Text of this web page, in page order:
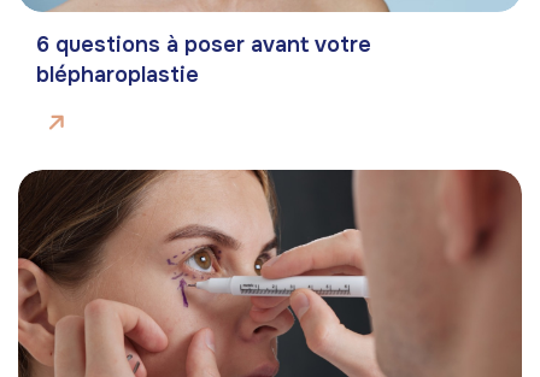
6 questions à poser avant votre
blépharoplastie